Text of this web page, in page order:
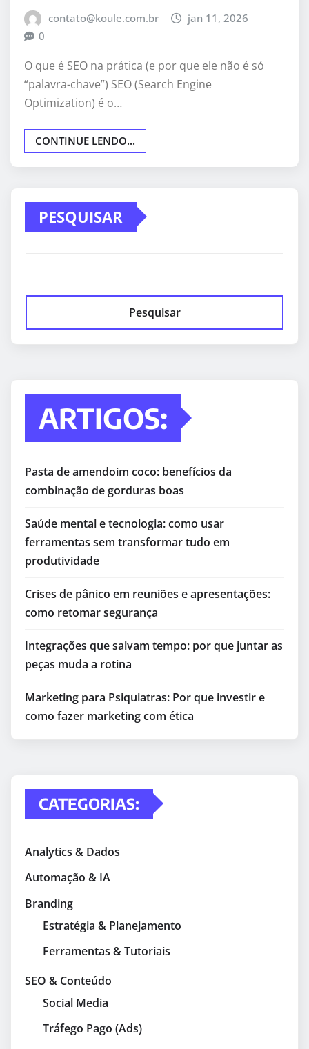
contato@koule.com.br
jan 11, 2026
0
O que é SEO na prática (e por que ele não é só
“palavra-chave”) SEO (Search Engine
Optimization) é o…
CONTINUE LENDO...
PESQUISAR
Pesquisar
ARTIGOS:
Pasta de amendoim coco: benefícios da
combinação de gorduras boas
Saúde mental e tecnologia: como usar
ferramentas sem transformar tudo em
produtividade
Crises de pânico em reuniões e apresentações:
como retomar segurança
Integrações que salvam tempo: por que juntar as
peças muda a rotina
Marketing para Psiquiatras: Por que investir e
como fazer marketing com ética
CATEGORIAS:
Analytics & Dados
Automação & IA
Branding
Estratégia & Planejamento
Ferramentas & Tutoriais
SEO & Conteúdo
Social Media
Tráfego Pago (Ads)